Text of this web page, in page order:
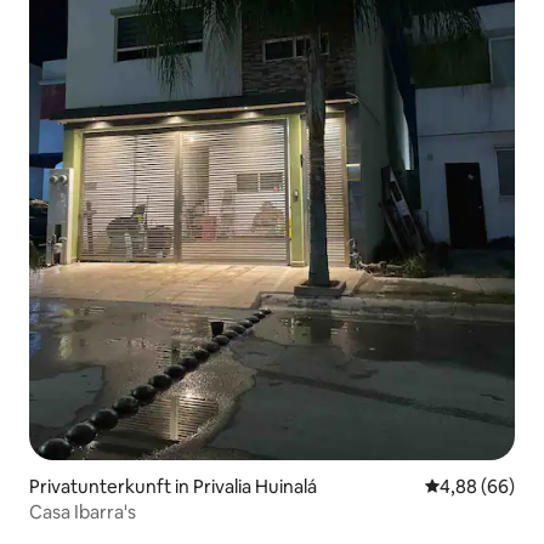
Privatunterkunft in Privalia Huinalá
4,88 (66)
Casa Ibarra's